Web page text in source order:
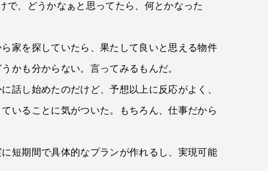
で、どうかなぁと思ってたら、何とかなった
家を探していたら、果たして良いと思える物件
かも分からない。言ってみるもんだ。
話し始めたのだけど、予想以上に反応がよく、
いることに気がついた。もちろん、仕事だから
短期間で具体的なプランが作れるし、実現可能